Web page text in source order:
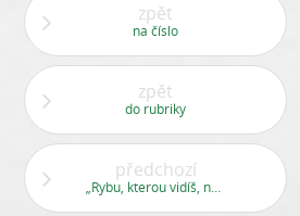
zpět
na číslo
zpět
do rubriky
předchozí